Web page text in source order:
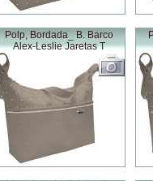
Polp, Bordada_ B. Barco
Alex-Leslie Jaretas T